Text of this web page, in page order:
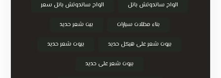
الواح ساندوتش بانل الواح ساندوتش بانل سعر
بناء مظلات سيارات بيت شعر حديد
بيوت شعر على هيكل حديد بيوت شعر حديد
بيوت شعر على حديد